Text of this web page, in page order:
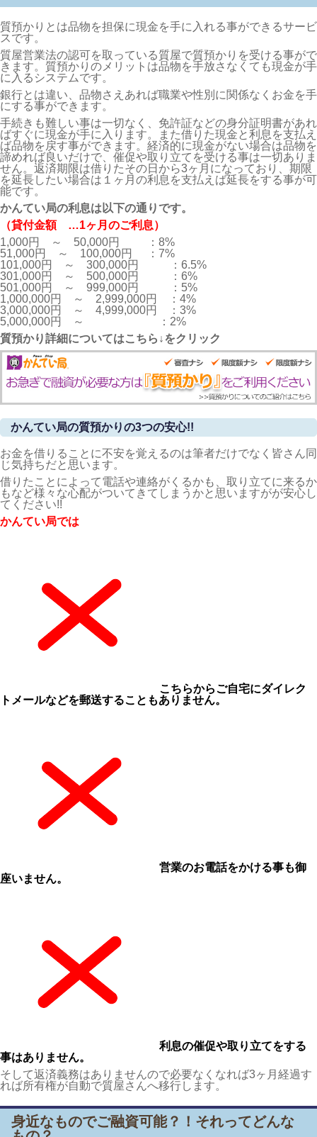
質預かりとは品物を担保に現金を手に入れる事ができるサービ
スです。
質屋営業法の認可を取っている質屋で質預かりを受ける事がで
きます。質預かりのメリットは品物を手放さなくても現金が手
に入るシステムです。
銀行とは違い、品物さえあれば職業や性別に関係なくお金を手
にする事ができます。
手続きも難しい事は一切なく、免許証などの身分証明書があれ
ばすぐに現金が手に入ります。また借りた現金と利息を支払え
ば品物を戻す事ができます。経済的に現金がない場合は品物を
諦めれば良いだけで、催促や取り立てを受ける事は一切ありま
せん。返済期限は借りたその日から3ヶ月になっており、期限
を延長したい場合は１ヶ月の利息を支払えば延長をする事が可
能です。
かんてい局の利息は以下の通りです。
（貸付金額 …1ヶ月のご利息）
1,000円　～　50,000円　	　：8%
51,000円　～　100,000円	　：7%
101,000円　～　300,000円	　：6.5%
301,000円　～　500,000円	　：6%
501,000円　～　999,000円	　：5%
1,000,000円　～　2,999,000円　：4%
3,000,000円　～　4,999,000円　：3%
5,000,000円　～	　　　　　　：2%
質預かり詳細についてはこちら↓をクリック
かんてい局の質預かりの3つの安心!!
お金を借りることに不安を覚えるのは筆者だけでなく皆さん同
じ気持ちだと思います。
借りたことによって電話や連絡がくるかも、取り立てに来るか
もなど様々な心配がついてきてしまうかと思いますがが安心し
てください!!
かんてい局では
こちらからご自宅にダイレク
トメールなどを郵送することもありません。
営業のお電話をかける事も御
座いません。
利息の催促や取り立てをする
事はありません。
そして返済義務はありませんので必要なくなれば3ヶ月経過す
れば所有権が自動で質屋さんへ移行します。
身近なものでご融資可能？！それってどんな